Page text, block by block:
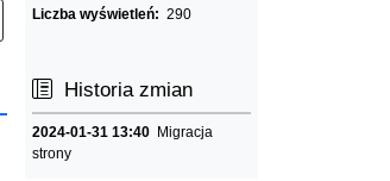
Liczba wyświetleń:290
Historia zmian
2024-01-31 13:40 Migracja
strony